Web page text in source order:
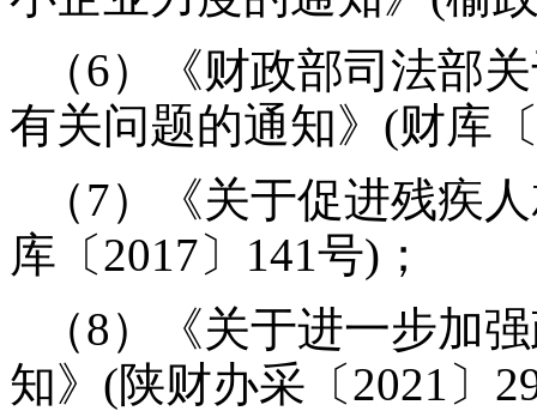
（6）《财政部司法部
有关问题的通知》(财库
（7）《关于促进残疾
库〔2017〕141号)；
（8）《关于进一步加
知》(陕财办采〔2021〕